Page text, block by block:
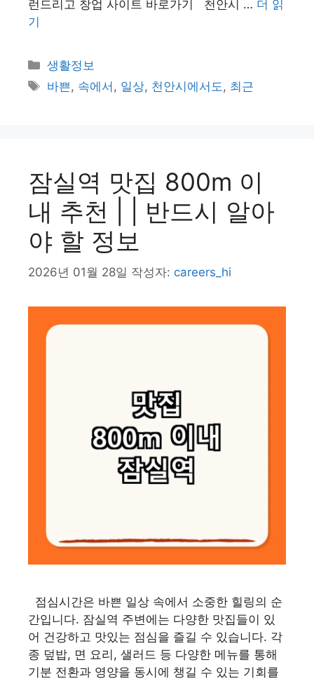
런드리고 창업 사이트 바로가기 천안시 … 더 읽
기
카
테
생활정보
태
바쁜, 속에서 , 일상, 천안시에서도, 최근
잠실역 맛집 800m 이
내 추천 | | 반드시 알아
야 할 정보
2026년 01월 28일 작성자: careers_hi
점심시간은 바쁜 일상 속에서 소중한 힐링의 순
간입니다. 잠실역 주변에는 다양한 맛집들이 있
어 건강하고 맛있는 점심을 즐길 수 있습니다. 각
종 덮밥, 면 요리, 샐러드 등 다양한 메뉴를 통해
기분 전환과 영양을 동시에 챙길 수 있는 기회를